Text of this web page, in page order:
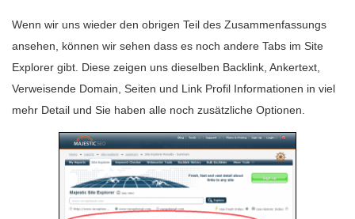
Wenn wir uns wieder den obrigen Teil des Zusammenfassungs
ansehen, können wir sehen dass es noch andere Tabs im Site
Explorer gibt. Diese zeigen uns dieselben Backlink, Ankertext,
Verweisende Domain, Seiten und Link Profil Informationen in viel
mehr Detail und Sie haben alle noch zusätzliche Optionen.